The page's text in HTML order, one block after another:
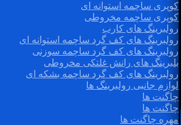
کوپری ساچمه استوانه ای
کوپری ساچمه مخروطی
رولبرینگ های کارب
رولبرینگ های کف گرد ساچمه استوانه ای
رولبرینگ های کف گرد ساچمه سوزنی
بلبرینگ های رانش غلتکی مخروطی
رولبرینگ های کف گرد ساچمه بشکه ای
لوازم جانبی رولبرینگ ها
چاگنت ها
چاگنت ها
مهره چاگنت ها